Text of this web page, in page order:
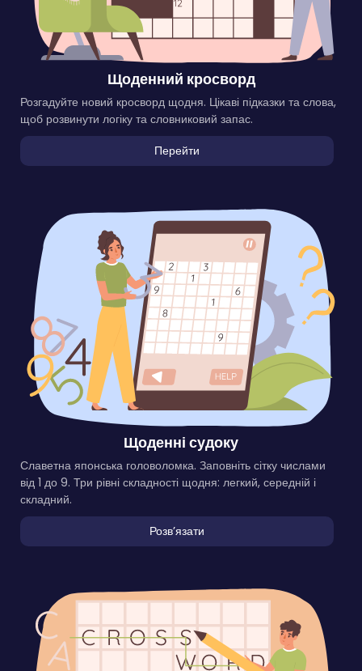
Щоденний кросворд
Розгадуйте новий кросворд щодня. Цікаві підказки та слова,
щоб розвинути логіку та словниковий запас.
Перейти
Щоденні судоку
Славетна японська головоломка. Заповніть сітку числами
від 1 до 9. Три рівні складності щодня: легкий, середній і
складний.
Розвʼязати